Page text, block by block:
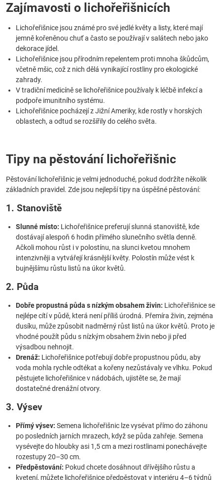
Zajímavosti o lichořeřišnicích
Lichořeřišnice jsou známé pro své jedlé květy a listy, které mají
jemně kořeněnou chuť a často se používají v salátech nebo jako
dekorace jídel.
Lichořeřišnice jsou přírodním repelentem proti mnoha škůdcům,
včetně mšic, což z nich dělá vynikající rostliny pro ekologické
zahrady.
V tradiční medicíně se lichořeřišnice používaly k léčbě infekcí a
podpoře imunitního systému.
Lichořeřišnice pocházejí z Jižní Ameriky, kde rostly v horských
oblastech, a odtud se rozšířily do celého světa.
Tipy na pěstování lichořeřišnic
Pěstování lichořeřišnic je velmi jednoduché, pokud dodržíte několik
základních pravidel. Zde jsou nejlepší tipy na úspěšné pěstování:
1. Stanoviště
Slunné místo: Lichořeřišnice preferují slunná stanoviště, kde
dostávají alespoň 6 hodin přímého slunečního světla denně.
Ačkoli mohou růst i v polostínu, na slunci kvetou mnohem
intenzivněji a vytvářejí krásnější květy. Polostín může vést k
bujnějšímu růstu listů na úkor květů.
2. Půda
Dobře propustná půda s nízkým obsahem živin: Lichořeřišnice se
nejlépe cítí v půdě, která není příliš úrodná. Přemíra živin, zejména
dusíku, může způsobit nadměrný růst listů na úkor květů. Proto je
vhodné použít půdu s nízkým obsahem živin nebo ji před
výsadbou nehnojit.
Drenáž: Lichořeřišnice potřebují dobře propustnou půdu, aby
voda mohla rychle odtékat a kořeny nezůstávaly ve vlhku. Pokud
pěstujete lichořeřišnice v nádobách, ujistěte se, že mají
dostatečné drenážní otvory.
3. Výsev
Přímý výsev: Semena lichořeřišnic lze vysévat přímo do záhonu
po posledních jarních mrazech, když se půda zahřeje. Semena
vysévejte do hloubky asi 1,5 cm a mezi rostlinami ponechávejte
rozestupy 20–30 cm.
Předpěstování: Pokud chcete dosáhnout dřívějšího růstu a
kvetení, můžete lichořeřišnice předpěstovat v interiéru 4–6 týdnů